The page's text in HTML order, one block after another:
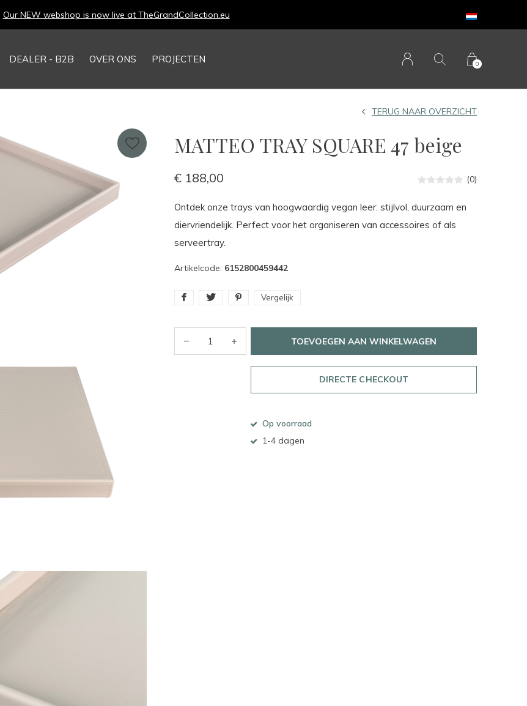
DEALER - B2B OVER ONS PROJECTEN 0
Our NEW webshop is now live at TheGrandCollection.eu
MATTEO TRAY SQUARE 47 beige
TERUG NAAR OVERZICHT
€ 188,00 (0)
Ontdek onze trays van hoogwaardig vegan leer: stijlvol, duurzaam en
diervriendelijk. Perfect voor het organiseren van accessoires of als
serveertray.
Artikelcode: 6152800459442
Vergelijk
TOEVOEGEN AAN WINKELWAGEN
DIRECTE CHECKOUT
Op voorraad
1-4 dagen